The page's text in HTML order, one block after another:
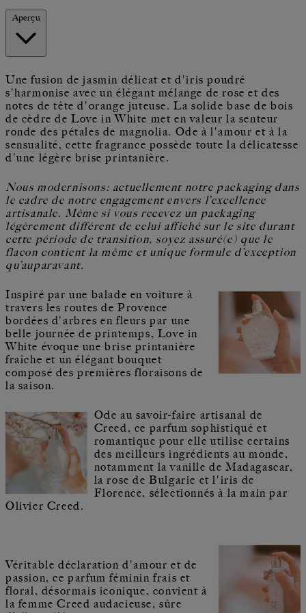
Aperçu
Une fusion de jasmin délicat et d'iris poudré
s'harmonise avec un élégant mélange de rose et des
notes de tête d'orange juteuse. La solide base de bois
de cèdre de Love in White met en valeur la senteur
ronde des pétales de magnolia. Ode à l'amour et à la
sensualité, cette fragrance possède toute la délicatesse
d'une légère brise printanière.
Nous modernisons: actuellement notre packaging dans
le cadre de notre engagement envers l’excellence
artisanale. Même si vous recevez un packaging
légèrement différent de celui affiché sur le site durant
cette période de transition, soyez assuré(e) que le
flacon contient la même et unique formule d’exception
qu’auparavant.
Inspiré par une balade en voiture à
travers les routes de Provence
bordées d'arbres en fleurs par une
belle journée de printemps, Love in
White évoque une brise printanière
fraîche et un élégant bouquet
composé des premières floraisons de
la saison.
Ode au savoir-faire artisanal de
Creed, ce parfum sophistiqué et
romantique pour elle utilise certains
des meilleurs ingrédients au monde,
notamment la vanille de Madagascar,
la rose de Bulgarie et l'iris de
Florence, sélectionnés à la main par
Olivier Creed.
Véritable déclaration d'amour et de
passion, ce parfum féminin frais et
floral, désormais iconique, convient à
la femme Creed audacieuse, sûre